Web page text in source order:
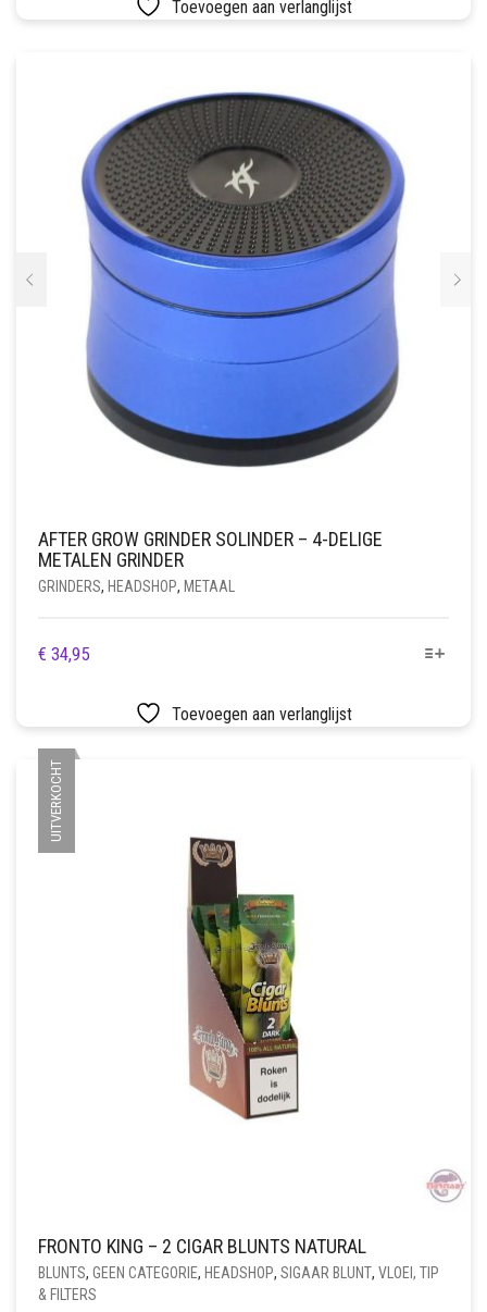
Toevoegen aan verlanglijst
AFTER GROW GRINDER SOLINDER – 4-DELIGE
METALEN GRINDER
GRINDERS, HEADSHOP, METAAL
€ 34,95DIT
MEERDERE
PRODUCTPAGINA
Toevoegen aan verlanglijst
UITVERKOCHT
FRONTO KING – 2 CIGAR BLUNTS NATURAL
BLUNTS, GEEN CATEGORIE, HEADSHOP, SIGAAR BLUNT, VLOEI, TIP
& FILTERS